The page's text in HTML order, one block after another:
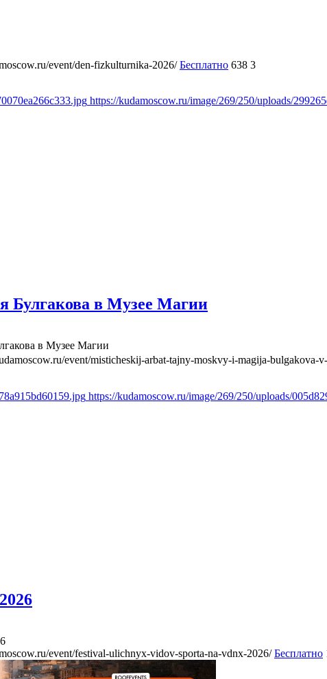
event/den-fizkulturnika-2026/ Бесплатно 638 3
https://kudamoscow.ru/image/269/250/uploads/
в Музее Магии
в Музее Магии
event/misticheskij-arbat-tajny-moskvy-i-magija-bulgakova-
https://kudamoscow.ru/image/269/250/uploads/
event/festival-ulichnyx-vidov-sporta-na-vdnx-2026/ Бесплатно